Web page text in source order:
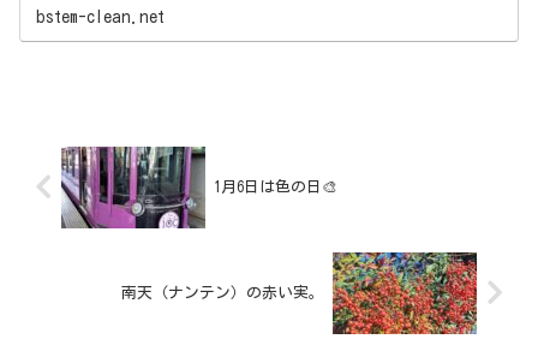
bstem-clean.net
1月6日は色の日🎨
南天（ナンテン）の赤い実。